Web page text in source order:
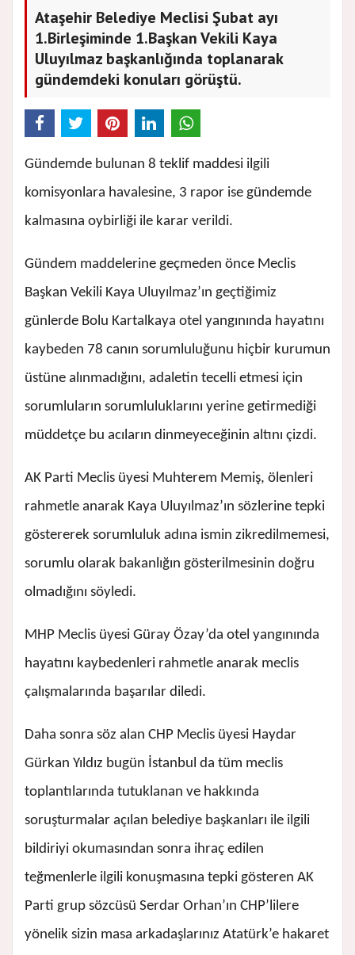
Ataşehir Belediye Meclisi Şubat ayı
1.Birleşiminde 1.Başkan Vekili Kaya
Uluyılmaz başkanlığında toplanarak
gündemdeki konuları görüştü.
Gündemde bulunan 8 teklif maddesi ilgili
komisyonlara havalesine, 3 rapor ise gündemde
kalmasına oybirliği ile karar verildi.
Gündem maddelerine geçmeden önce Meclis
Başkan Vekili Kaya Uluyılmaz’ın geçtiğimiz
günlerde Bolu Kartalkaya otel yangınında hayatını
kaybeden 78 canın sorumluluğunu hiçbir kurumun
üstüne alınmadığını, adaletin tecelli etmesi için
sorumluların sorumluluklarını yerine getirmediği
müddetçe bu acıların dinmeyeceğinin altını çizdi.
AK Parti Meclis üyesi Muhterem Memiş, ölenleri
rahmetle anarak Kaya Uluyılmaz’ın sözlerine tepki
göstererek sorumluluk adına ismin zikredilmemesi,
sorumlu olarak bakanlığın gösterilmesinin doğru
olmadığını söyledi.
MHP Meclis üyesi Güray Özay’da otel yangınında
hayatını kaybedenleri rahmetle anarak meclis
çalışmalarında başarılar diledi.
Daha sonra söz alan CHP Meclis üyesi Haydar
Gürkan Yıldız bugün İstanbul da tüm meclis
toplantılarında tutuklanan ve hakkında
soruşturmalar açılan belediye başkanları ile ilgili
bildiriyi okumasından sonra ihraç edilen
teğmenlerle ilgili konuşmasına tepki gösteren AK
Parti grup sözcüsü Serdar Orhan’ın CHP’lilere
yönelik sizin masa arkadaşlarınız Atatürk’e hakaret